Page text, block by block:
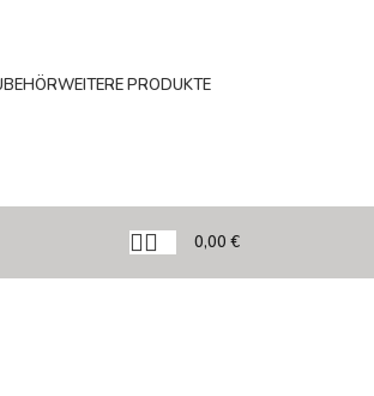
WEITERE PRODUKTE
0,00 €